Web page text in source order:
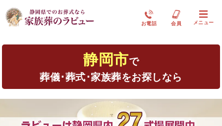
お電話 会員 メニュー
静岡市で
葬儀･葬式･家族葬をお探しなら